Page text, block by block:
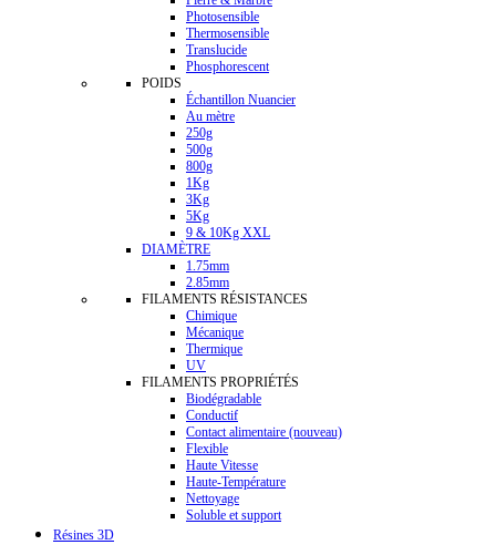
Photosensible
Thermosensible
Translucide
Phosphorescent
POIDS
Échantillon Nuancier
Au mètre
250g
500g
800g
1Kg
3Kg
5Kg
9 & 10Kg XXL
DIAMÈTRE
1.75mm
2.85mm
FILAMENTS RÉSISTANCES
Chimique
Mécanique
Thermique
UV
FILAMENTS PROPRIÉTÉS
Biodégradable
Conductif
Contact alimentaire (nouveau)
Flexible
Haute Vitesse
Haute-Température
Nettoyage
Soluble et support
Résines 3D